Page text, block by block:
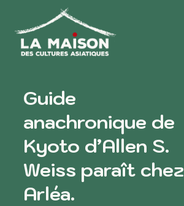
Guide
anachronique de
Kyoto d’Allen S.
Weiss paraît chez
Arléa.